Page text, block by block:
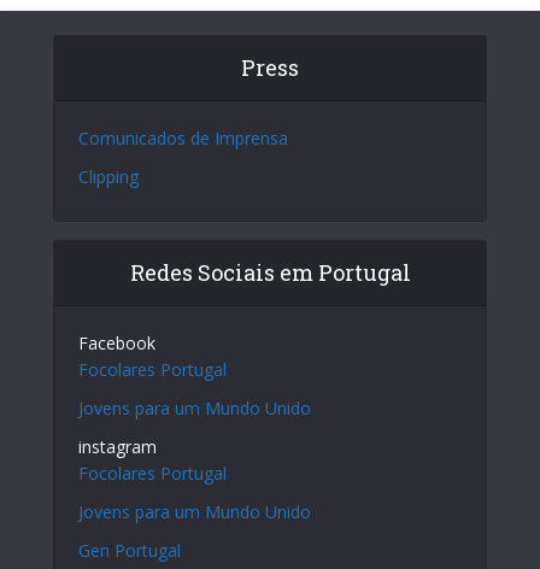
Press
Comunicados de Imprensa
Clipping
Redes Sociais em Portugal
Facebook
Focolares Portugal
Jovens para um Mundo Unido
instagram
Focolares Portugal
Jovens para um Mundo Unido
Gen Portugal